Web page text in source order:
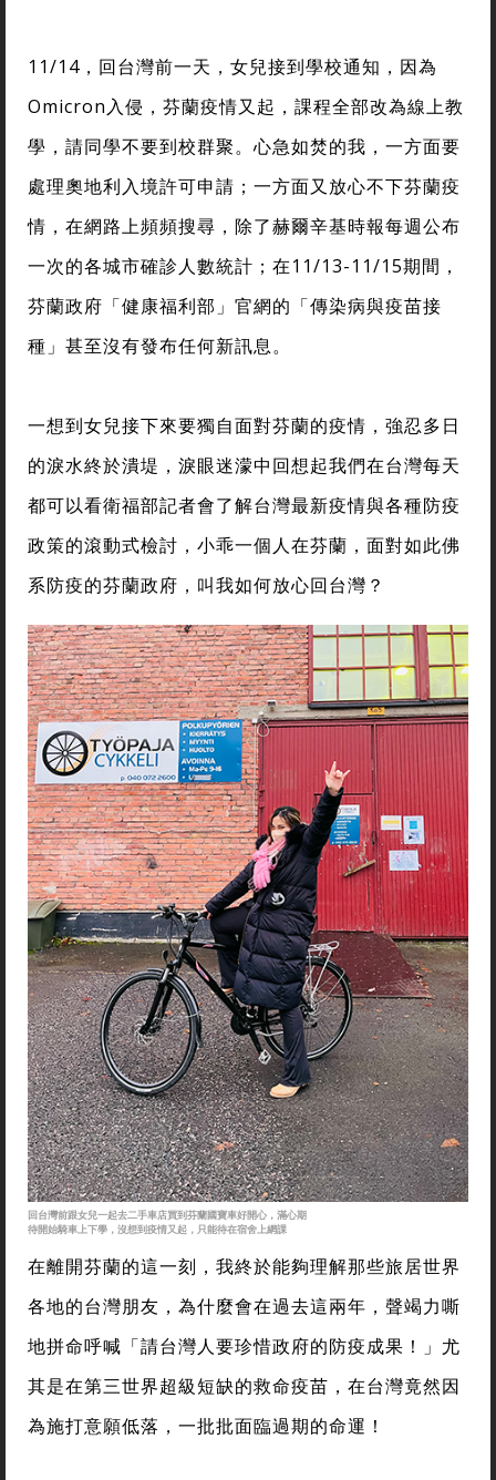
11/14，回台灣前一天，女兒接到學校通知，因為
Omicron入侵，芬蘭疫情又起，課程全部改為線上教
學，請同學不要到校群聚。心急如焚的我，一方面要
處理奧地利入境許可申請；一方面又放心不下芬蘭疫
情，在網路上頻頻搜尋，除了赫爾辛基時報每週公布
一次的各城市確診人數統計；在11/13-11/15期間，
芬蘭政府「健康福利部」官網的「傳染病與疫苗接
種」甚至沒有發布任何新訊息。
一想到女兒接下來要獨自面對芬蘭的疫情，強忍多日
的淚水終於潰堤，淚眼迷濛中回想起我們在台灣每天
都可以看衛福部記者會了解台灣最新疫情與各種防疫
政策的滾動式檢討，小乖一個人在芬蘭，面對如此佛
系防疫的芬蘭政府，叫我如何放心回台灣？
回台灣前跟女兒一起去二手車店買到芬蘭國寶車好開心，滿心期
待開始騎車上下學，沒想到疫情又起，只能待在宿舍上網課
在離開芬蘭的這一刻，我終於能夠理解那些旅居世界
各地的台灣朋友，為什麼會在過去這兩年，聲竭力嘶
地拼命呼喊「請台灣人要珍惜政府的防疫成果！」尤
其是在第三世界超級短缺的救命疫苗，在台灣竟然因
為施打意願低落，一批批面臨過期的命運！